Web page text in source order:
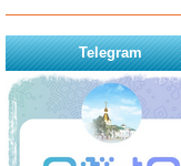
Telegram